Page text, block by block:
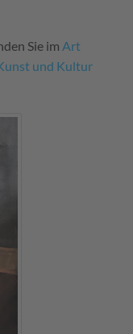
Sie im Art
und Kultur